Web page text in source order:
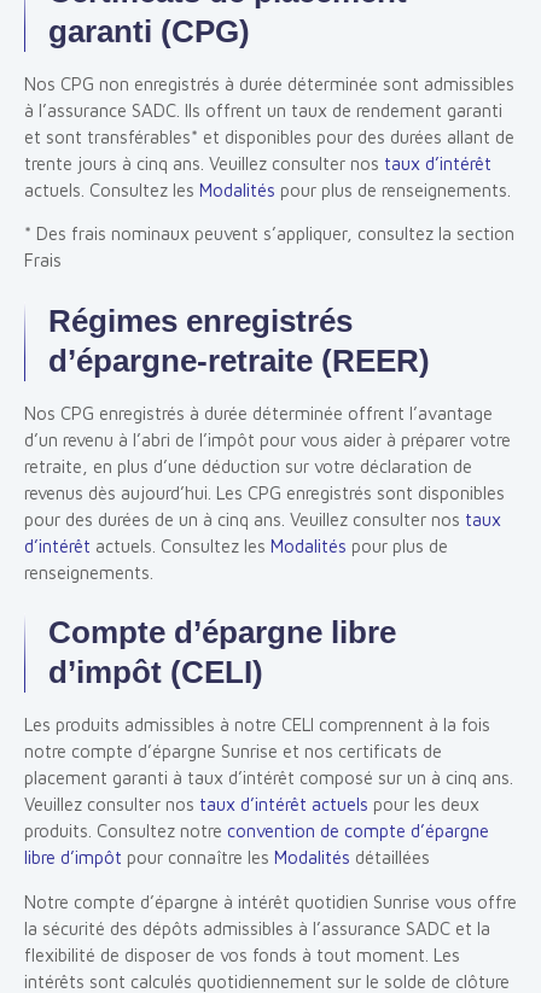
garanti (CPG)
Nos CPG non enregistrés à durée déterminée sont admissibles
à l’assurance SADC. Ils offrent un taux de rendement garanti
et sont transférables* et disponibles pour des durées allant de
trente jours à cinq ans. Veuillez consulter nos taux d’intérêt
actuels. Consultez les Modalités pour plus de renseignements.
* Des frais nominaux peuvent s’appliquer, consultez la section
Frais
Régimes enregistrés
d’épargne-retraite (REER)
Nos CPG enregistrés à durée déterminée offrent l’avantage
d’un revenu à l’abri de l’impôt pour vous aider à préparer votre
retraite, en plus d’une déduction sur votre déclaration de
revenus dès aujourd’hui. Les CPG enregistrés sont disponibles
pour des durées de un à cinq ans. Veuillez consulter nos taux
d’intérêt actuels. Consultez les Modalités pour plus de
renseignements.
Compte d’épargne libre
d’impôt (CELI)
Les produits admissibles à notre CELI comprennent à la fois
notre compte d’épargne Sunrise et nos certificats de
placement garanti à taux d’intérêt composé sur un à cinq ans.
Veuillez consulter nos taux d’intérêt actuels pour les deux
produits. Consultez notre convention de compte d’épargne
libre d’impôt pour connaître les Modalités détaillées
Notre compte d’épargne à intérêt quotidien Sunrise vous offre
la sécurité des dépôts admissibles à l’assurance SADC et la
flexibilité de disposer de vos fonds à tout moment. Les
intérêts sont calculés quotidiennement sur le solde de clôture